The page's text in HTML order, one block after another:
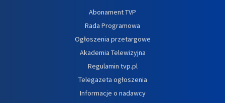
Abonament TVP
Rada Programowa
Ogłoszenia przetargowe
Akademia Telewizyjna
Regulamin tvp.pl
Telegazeta ogłoszenia
Informacje o nadawcy